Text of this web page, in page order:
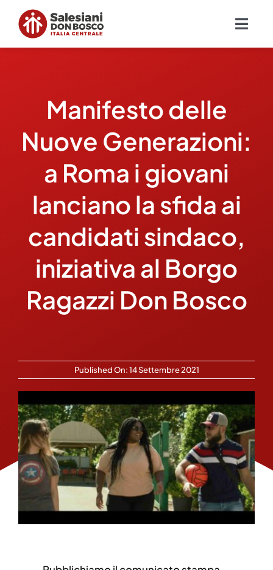
contenuto
Missione
Ambiti
Ambienti educativi e servizi
Contatti
Manifesto delle
Nuove Generazioni:
a Roma i giovani
lanciano la sfida ai
candidati sindaco,
iniziativa al Borgo
Ragazzi Don Bosco
Published On: 14 Settembre 2021